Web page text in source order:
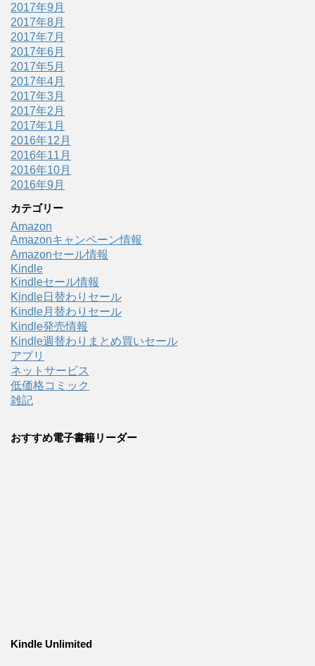
2017年9月
2017年8月
2017年7月
2017年6月
2017年5月
2017年4月
2017年3月
2017年2月
2017年1月
2016年12月
2016年11月
2016年10月
2016年9月
カテゴリー
Amazon
Amazonキャンペーン情報
Amazonセール情報
Kindle
Kindleセール情報
Kindle日替わりセール
Kindle月替わりセール
Kindle発売情報
Kindle週替わりまとめ買いセール
アプリ
ネットサービス
低価格コミック
雑記
おすすめ電子書籍リーダー
Kindle Unlimited